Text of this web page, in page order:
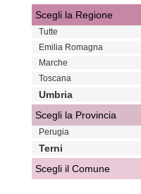
Scegli la Regione
Tutte
Emilia Romagna
Marche
Toscana
Umbria
Scegli la Provincia
Perugia
Terni
Scegli il Comune